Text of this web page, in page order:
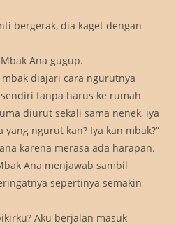
bergerak, dia kaget dengan
Ana gugup.
diajari cara ngurutnya
tanpa harus ke rumah
diurut sekali sama nenek, iya
yang ngurut kan? Iya kan mbak?”
karena merasa ada harapan.
Ana menjawab sambil
sepertinya semakin
Aku berjalan masuk